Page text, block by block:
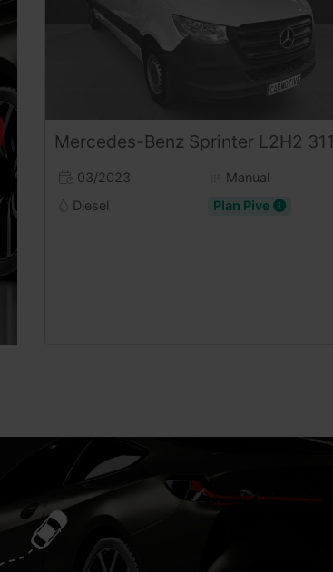
Mercedes-Benz Sprinter L2H2 311CDI RWD
03/2023
Manual
Diesel
Plan Pive